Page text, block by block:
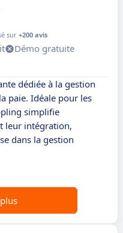
sur +200 avis
Démo gratuite
dédiée à la gestion
paie. Idéale pour les
simplifie
leur intégration,
dans la gestion